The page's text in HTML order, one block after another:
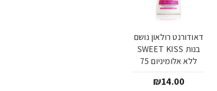
דאודורנט רולאון נושם
בנות SWEET KISS
ללא אלומיניום 75
מ"ל - מבית
CARELINE
₪14.00